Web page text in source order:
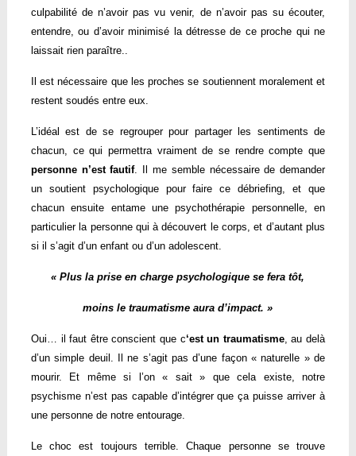
culpabilité de n’avoir pas vu venir, de n’avoir pas su écouter,
entendre, ou d’avoir minimisé la détresse de ce proche qui ne
laissait rien paraître..
Il est nécessaire que les proches se soutiennent moralement et
restent soudés entre eux.
L’idéal est de se regrouper pour partager les sentiments de
chacun, ce qui permettra vraiment de se rendre compte que
personne n’est fautif. Il me semble nécessaire de demander
un soutient psychologique pour faire ce débriefing, et que
chacun ensuite entame une psychothérapie personnelle, en
particulier la personne qui à découvert le corps, et d’autant plus
si il s’agit d’un enfant ou d’un adolescent.
« Plus la prise en charge psychologique se fera tôt,
moins le traumatisme aura d’impact. »
Oui… il faut être conscient que c‘est un traumatisme, au delà
d’un simple deuil. Il ne s’agit pas d’une façon « naturelle » de
mourir. Et même si l’on « sait » que cela existe, notre
psychisme n’est pas capable d’intégrer que ça puisse arriver à
une personne de notre entourage.
Le choc est toujours terrible. Chaque personne se trouve